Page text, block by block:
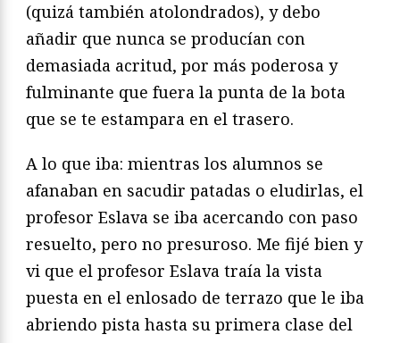
(quizá también atolondrados), y debo
añadir que nunca se producían con
demasiada acritud, por más poderosa y
fulminante que fuera la punta de la bota
que se te estampara en el trasero.
A lo que iba: mientras los alumnos se
afanaban en sacudir patadas o eludirlas, el
profesor Eslava se iba acercando con paso
resuelto, pero no presuroso. Me fijé bien y
vi que el profesor Eslava traía la vista
puesta en el enlosado de terrazo que le iba
abriendo pista hasta su primera clase del